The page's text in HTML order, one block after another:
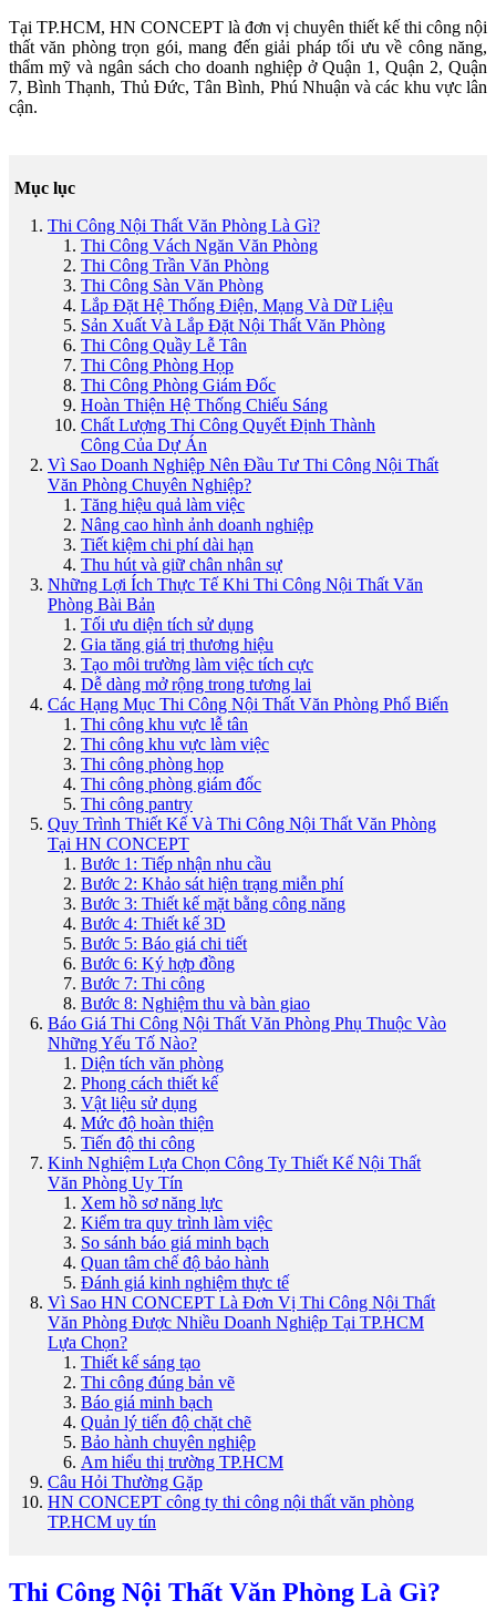
Tại TP.HCM, HN CONCEPT là đơn vị chuyên thiết kế thi công nội
thất văn phòng trọn gói, mang đến giải pháp tối ưu về công năng,
thẩm mỹ và ngân sách cho doanh nghiệp ở Quận 1, Quận 2, Quận
7, Bình Thạnh, Thủ Đức, Tân Bình, Phú Nhuận và các khu vực lân
cận.
Mục lục
Thi Công Nội Thất Văn Phòng Là Gì?
Thi Công Vách Ngăn Văn Phòng
Thi Công Trần Văn Phòng
Thi Công Sàn Văn Phòng
Lắp Đặt Hệ Thống Điện, Mạng Và Dữ Liệu
Sản Xuất Và Lắp Đặt Nội Thất Văn Phòng
Thi Công Quầy Lễ Tân
Thi Công Phòng Họp
Thi Công Phòng Giám Đốc
Hoàn Thiện Hệ Thống Chiếu Sáng
Chất Lượng Thi Công Quyết Định Thành
Công Của Dự Án
Vì Sao Doanh Nghiệp Nên Đầu Tư Thi Công Nội Thất
Văn Phòng Chuyên Nghiệp?
Tăng hiệu quả làm việc
Nâng cao hình ảnh doanh nghiệp
Tiết kiệm chi phí dài hạn
Thu hút và giữ chân nhân sự
Những Lợi Ích Thực Tế Khi Thi Công Nội Thất Văn
Phòng Bài Bản
Tối ưu diện tích sử dụng
Gia tăng giá trị thương hiệu
Tạo môi trường làm việc tích cực
Dễ dàng mở rộng trong tương lai
Các Hạng Mục Thi Công Nội Thất Văn Phòng Phổ Biến
Thi công khu vực lễ tân
Thi công khu vực làm việc
Thi công phòng họp
Thi công phòng giám đốc
Thi công pantry
Quy Trình Thiết Kế Và Thi Công Nội Thất Văn Phòng
Tại HN CONCEPT
Bước 1: Tiếp nhận nhu cầu
Bước 2: Khảo sát hiện trạng miễn phí
Bước 3: Thiết kế mặt bằng công năng
Bước 4: Thiết kế 3D
Bước 5: Báo giá chi tiết
Bước 6: Ký hợp đồng
Bước 7: Thi công
Bước 8: Nghiệm thu và bàn giao
Báo Giá Thi Công Nội Thất Văn Phòng Phụ Thuộc Vào
Những Yếu Tố Nào?
Diện tích văn phòng
Phong cách thiết kế
Vật liệu sử dụng
Mức độ hoàn thiện
Tiến độ thi công
Kinh Nghiệm Lựa Chọn Công Ty Thiết Kế Nội Thất
Văn Phòng Uy Tín
Xem hồ sơ năng lực
Kiểm tra quy trình làm việc
So sánh báo giá minh bạch
Quan tâm chế độ bảo hành
Đánh giá kinh nghiệm thực tế
Vì Sao HN CONCEPT Là Đơn Vị Thi Công Nội Thất
Văn Phòng Được Nhiều Doanh Nghiệp Tại TP.HCM
Lựa Chọn?
Thiết kế sáng tạo
Thi công đúng bản vẽ
Báo giá minh bạch
Quản lý tiến độ chặt chẽ
Bảo hành chuyên nghiệp
Am hiểu thị trường TP.HCM
Câu Hỏi Thường Gặp
HN CONCEPT công ty thi công nội thất văn phòng
TP.HCM uy tín
Thi Công Nội Thất Văn Phòng Là Gì?